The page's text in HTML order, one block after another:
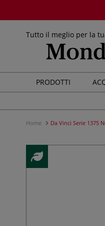
Tutto il meglio per la
PRODOTTI
Home Da Vinci Serie 1375